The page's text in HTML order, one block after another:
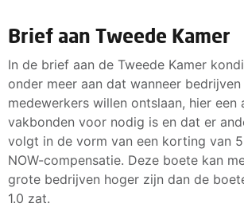
Brief aan Tweede Kamer
In de brief aan de Tweede Kamer
onder meer aan dat wanneer
medewerkers willen ontslaan, hier
vakbonden voor nodig is en dat er
volgt in de vorm van een korting van
NOW-compensatie. Deze boete kan
grote bedrijven hoger zijn dan de
1.0 zat.